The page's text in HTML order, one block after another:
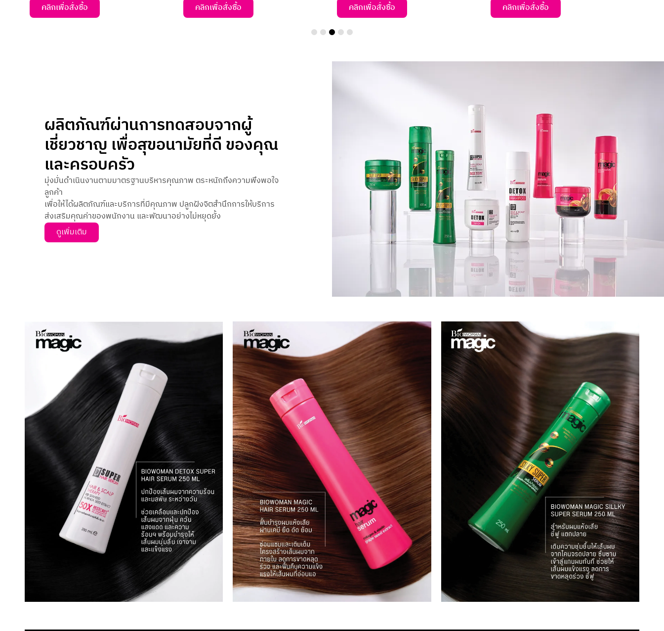
คลิกเพื่อสั่งซื้อ
คลิกเพื่อสั่งซื้อ
คลิกเพื่อสั่งซื้อ
คลิกเพื่อสั่งซื้อ
ผลิตภัณฑ์ผ่านการทดสอบจากผู้
เชี่ยวชาญ เพื่อสุขอนามัยที่ดี ของคุณ
และครอบครัว
มุ่งมั่นดำเนินงานตามมาตรฐานบริหารคุณภาพ ตระหนักถึงความพึงพอใจ
ลูกค้า
เพื่อให้ได้ผลิตภัณฑ์และบริการที่มีคุณภาพ ปลูกฝังจิตสำนึกการให้บริการ
ส่งเสริมคุณค่าของพนักงาน และพัฒนาอย่างไม่หยุดยั้ง
ดูเพิ่มเติม